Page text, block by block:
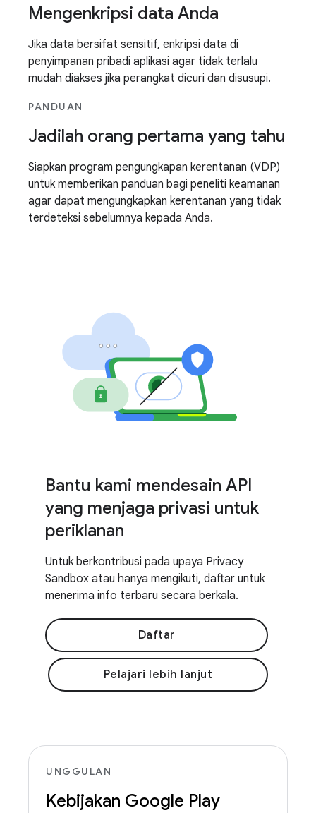
Mengenkripsi data Anda
Jika data bersifat sensitif, enkripsi data di
penyimpanan pribadi aplikasi agar tidak terlalu
mudah diakses jika perangkat dicuri dan disusupi.
PANDUAN
Jadilah orang pertama yang tahu
Siapkan program pengungkapan kerentanan (VDP)
untuk memberikan panduan bagi peneliti keamanan
agar dapat mengungkapkan kerentanan yang tidak
terdeteksi sebelumnya kepada Anda.
Bantu kami mendesain API
yang menjaga privasi untuk
periklanan
Untuk berkontribusi pada upaya Privacy
Sandbox atau hanya mengikuti, daftar untuk
menerima info terbaru secara berkala.
Daftar
Pelajari lebih lanjut
UNGGULAN
Kebijakan Google Play